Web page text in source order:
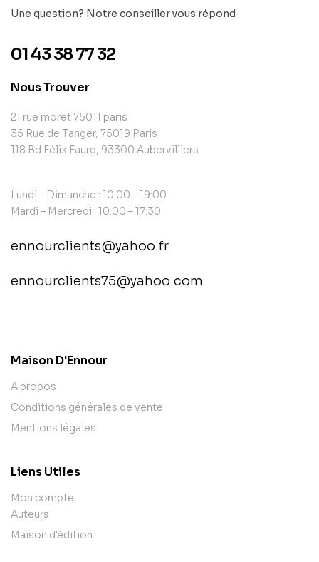
Une question? Notre conseiller vous répond
01 43 38 77 32
Nous Trouver
21 rue moret 75011 paris
35 Rue de Tanger, 75019 Paris
118 Bd Félix Faure, 93300 Aubervilliers
Lundi – Dimanche : 10:00 – 19:00
Mardi – Mercredi : 10:00 – 17:30
ennourclients@yahoo.fr
ennourclients75@yahoo.com
Maison D'Ennour
A propos
Conditions générales de vente
Mentions légales
Liens Utiles
Mon compte
Auteurs
Maison d'édition